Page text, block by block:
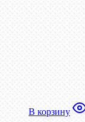
В корзину